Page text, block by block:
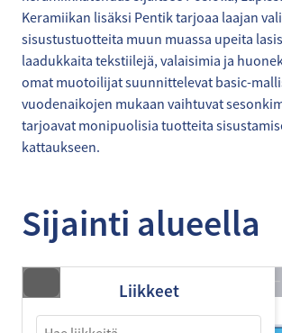
Keramiikan lisäksi Pentik tarjoaa laajan
sisustustuotteita muun muassa upeita
laadukkaita tekstiilejä, valaisimia ja
omat muotoilijat suunnittelevat basic-
vuodenaikojen mukaan vaihtuvat
tarjoavat monipuolisia tuotteita
Sijainti alueella
Liikkeet